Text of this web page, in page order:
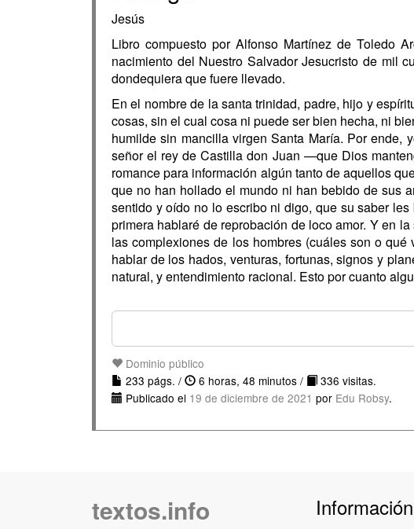
Jesús
Libro compuesto por Alfonso Martínez de Toledo
nacimiento del Nuestro Salvador Jesucristo de mil
dondequiera que fuere llevado.
En el nombre de la santa trinidad, padre, hijo y
cosas, sin el cual cosa ni puede ser bien hecha, ni
humilde sin mancilla virgen Santa María. Por ende,
señor el rey de Castilla don Juan —que Dios
romance para información algún tanto de aquellos
que no han hollado el mundo ni han bebido de sus
sentido y oído no lo escribo ni digo, que su saber
primera hablaré de reprobación de loco amor. Y en
las complexiones de los hombres (cuáles son o
hablar de los hados, venturas, fortunas, signos y
natural, y entendimiento racional. Esto por cuanto
Dominio público
233 págs. /
6 horas, 48 minutos /
336 visitas.
Publicado el 19 de diciembre de 2021 por Edu Robsy.
textos.info Información